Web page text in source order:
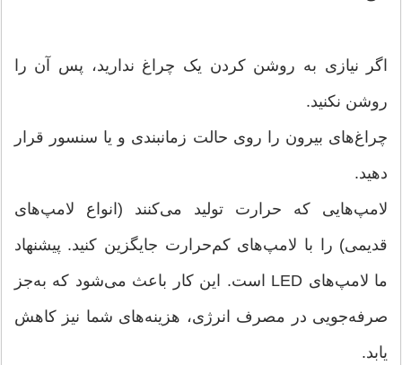
اگر نیازی به روشن کردن یک چراغ ندارید، پس آن را
روشن نکنید.
چراغ‏‌های بیرون را روی حالت زمان‎بندی و یا سنسور قرار
دهید.
لامپ‌‏هایی که حرارت تولید می‌‎کنند (انواع لامپ‌های
قدیمی) را با لامپ‌‎های کم‌حرارت جایگزین کنید. پیشنهاد
ما لامپ‌های LED است. این کار باعث می‌‎شود که به‌جز
صرفه‏‌جویی در مصرف انرژی، هزینه‎‌های شما نیز کاهش
یابد.